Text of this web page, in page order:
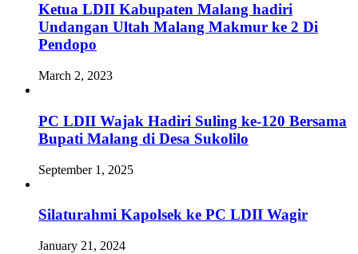
Ketua LDII Kabupaten Malang hadiri
Undangan Ultah Malang Makmur ke 2 Di
Pendopo
March 2, 2023
PC LDII Wajak Hadiri Suling ke-120 Bersama
Bupati Malang di Desa Sukolilo
September 1, 2025
Silaturahmi Kapolsek ke PC LDII Wagir
January 21, 2024